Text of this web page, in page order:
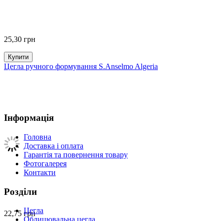
25,30 грн
Купити
Цегла ручного формування S.Anselmo Algeria
22,75 грн
Інформація
Головна
Доставка і оплата
Гарантія та повернення товару
Фотогалерея
Контакти
Розділи
Цегла